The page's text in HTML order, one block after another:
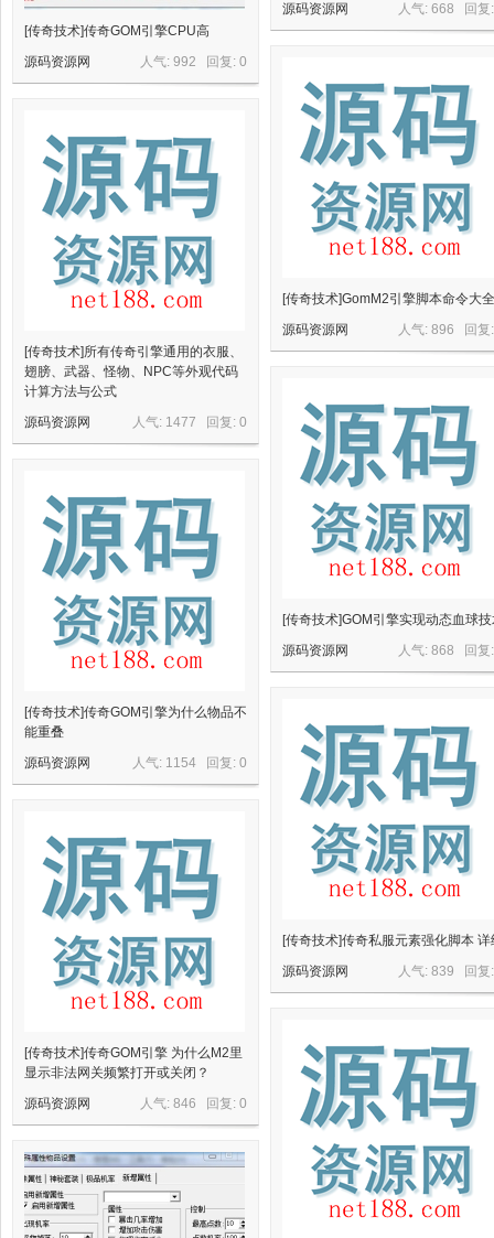
人气: 668 回
源码资源网
[传奇技术]传奇GOM引擎CPU高
人气: 992 回复: 0
源码资源网
[传奇技术]GomM2引擎脚本命令大全
人气: 896 回
源码资源网
[传奇技术]所有传奇引擎通用的衣服、
翅膀、武器、怪物、NPC等外观代码
计算方法与公式
人气: 1477 回复: 0
源码资源网
[传奇技术]GOM引擎实现动态血球
人气: 868 回
源码资源网
[传奇技术]传奇GOM引擎为什么物品不
能重叠
人气: 1154 回复: 0
源码资源网
[传奇技术]传奇私服元素强化脚本 详
人气: 839 回
源码资源网
[传奇技术]传奇GOM引擎 为什么M2里
显示非法网关频繁打开或关闭？
人气: 846 回复: 0
源码资源网